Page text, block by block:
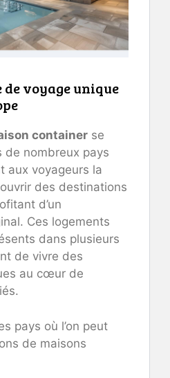
de voyage unique
container se
de nombreux pays
aux voyageurs la
des destinations
d’un
Ces logements
dans plusieurs
de vivre des
au cœur de
pays où l’on peut
de maisons